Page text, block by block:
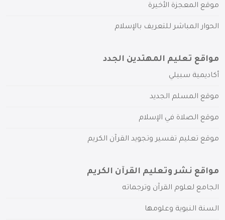
موقع المعجزة الأخيرة
الحوار المباشر للتعريف بالإسلام
مواقع تعليم المهتدين الجدد
أكاديمية سبيلي
موقع المسلم الجديد
موقع الصلاة في الإسلام
موقع تعليم تفسير وتجويد القرآن الكريم
مواقع نشر وتعليم القرآن الكريم
الجامع لعلوم القرآن وترجماته
السنة النبوية وعلومها